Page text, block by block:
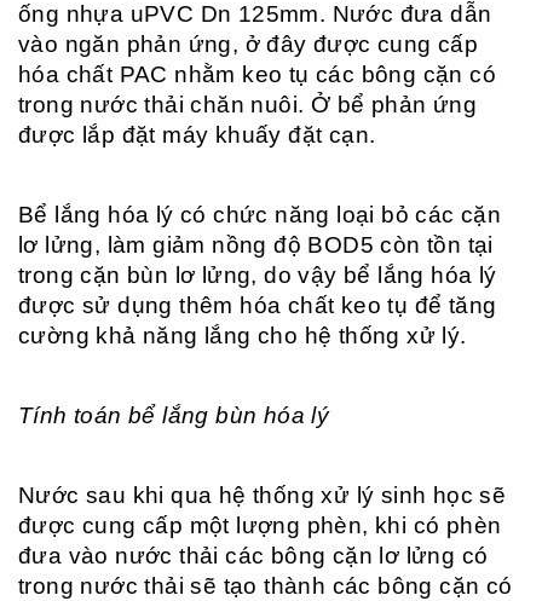
ống nhựa uPVC Dn 125mm. Nước đưa dẫn
vào ngăn phản ứng, ở đây được cung cấp
hóa chất PAC nhằm keo tụ các bông cặn có
trong nước thải chăn nuôi. Ở bể phản ứng
được lắp đặt máy khuấy đặt cạn.
Bể lắng hóa lý có chức năng loại bỏ các cặn
lơ lửng, làm giảm nồng độ BOD5 còn tồn tại
trong cặn bùn lơ lửng, do vậy bể lắng hóa lý
được sử dụng thêm hóa chất keo tụ để tăng
cường khả năng lắng cho hệ thống xử lý.
Tính toán bể lắng bùn hóa lý
Nước sau khi qua hệ thống xử lý sinh học sẽ
được cung cấp một lượng phèn, khi có phèn
đưa vào nước thải các bông cặn lơ lửng có
trong nước thải sẽ tạo thành các bông cặn có